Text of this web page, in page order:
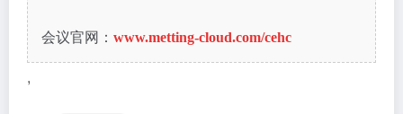
会议官网： www.metting-cloud.com/cehc
,